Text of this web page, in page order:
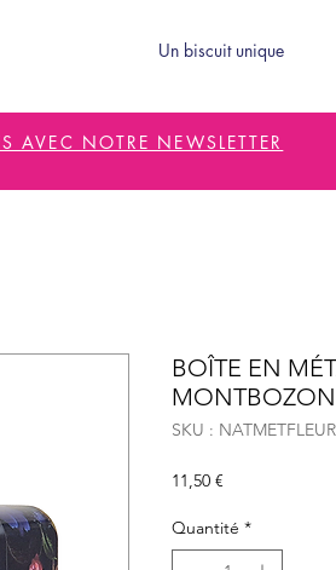
Un biscuit unique
AVEC NOTRE NEWSLETTER
BOÎTE EN
SKU : NATMETFLEUR
11,50 €
Quantité *